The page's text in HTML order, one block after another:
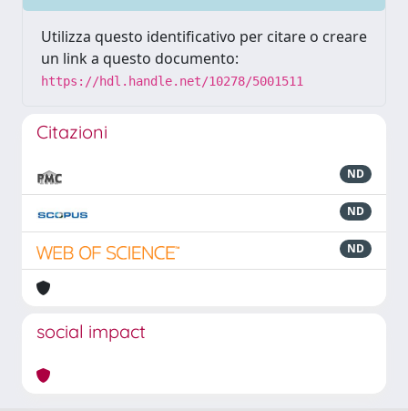
Utilizza questo identificativo per citare o creare
un link a questo documento:
https://hdl.handle.net/10278/5001511
Citazioni
ND
ND
ND
social impact